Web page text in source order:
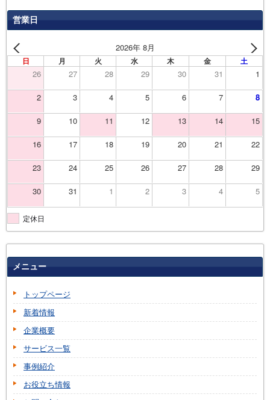
営業日
2026年 8月
日 月 火 水 木 金 土
26 27 28 29 30 31 1
2 3 4 5 6 7 8
9 10 11 12 13 14 15
16 17 18 19 20 21 22
23 24 25 26 27 28 29
30 31 1 2 3 4 5
定休日
メニュー
トップページ
新着情報
企業概要
サービス一覧
事例紹介
お役立ち情報